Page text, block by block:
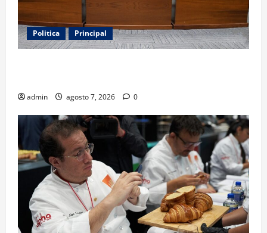
Politica Principal
admin agosto 7, 2026 0